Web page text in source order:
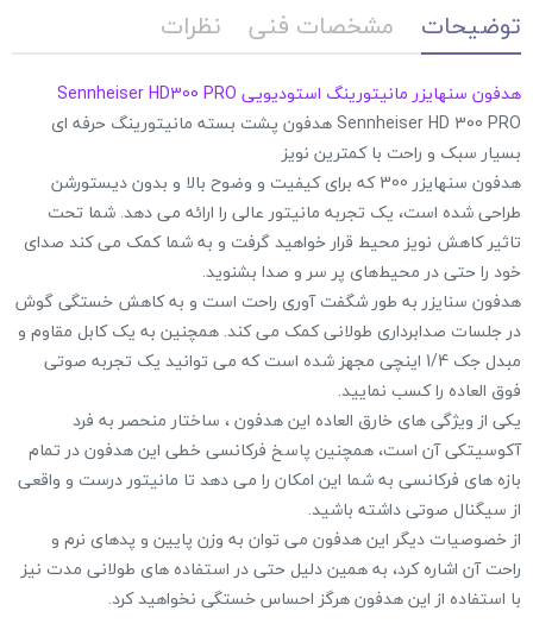
توضیحات مشخصات فنی نظرات
هدفون سنهایزر مانیتورینگ استودیویی Sennheiser HD300 PRO
Sennheiser HD 300 PRO هدفون پشت بسته مانیتورینگ حرفه ای
بسیار سبک و راحت با کمترین نویز
هدفون سنهایزر 300 که برای کیفیت و وضوح بالا و بدون دیستورشن
طراحی شده است، یک تجربه مانیتور عالی را ارائه می دهد. شما تحت
تاثیر کاهش نویز محیط قرار خواهید گرفت و به شما کمک می کند صدای
خود را حتی در محیط‌های پر سر و صدا بشنوید.
هدفون سنایزر به طور شگفت آوری راحت است و به کاهش خستگی گوش
در جلسات صدابرداری طولانی کمک می کند. همچنین به یک کابل مقاوم و
مبدل جک 1/4 اینچی مجهز شده است که می توانید یک تجربه صوتی
فوق العاده را کسب نمایید.
یکی از ویژگی های خارق العاده این هدفون ، ساختار منحصر به فرد
آکوسیتکی آن است، همچنین پاسخ فرکانسی خطی این هدفون در تمام
بازه های فرکانسی به شما این امکان را می دهد تا مانیتور درست و واقعی
از سیگنال صوتی داشته باشید.
از خصوصیات دیگر این هدفون می توان به وزن پایین و پدهای نرم و
راحت آن اشاره کرد، به همین دلیل حتی در استفاده های طولانی مدت نیز
با استفاده از این هدفون هرگز احساس خستگی نخواهید کرد.